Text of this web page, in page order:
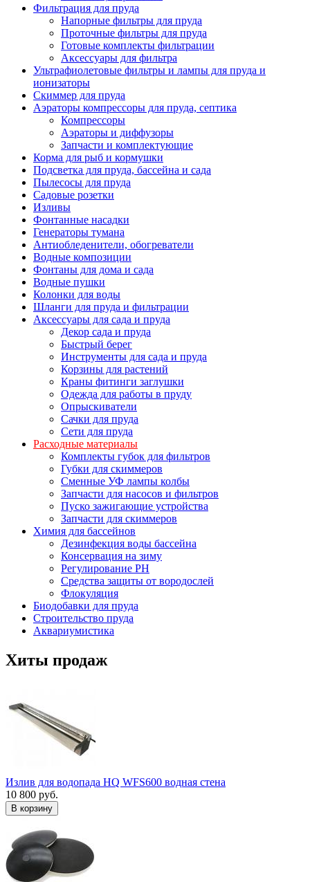
Фильтрация для пруда
Напорные фильтры для пруда
Проточные фильтры для пруда
Готовые комплекты фильтрации
Аксессуары для фильтра
Ультрафиолетовые фильтры и лампы для пруда и
ионизаторы
Скиммер для пруда
Аэраторы компрессоры для пруда, септика
Компрессоры
Аэраторы и диффузоры
Запчасти и комплектующие
Корма для рыб и кормушки
Подсветка для пруда, бассейна и сада
Пылесосы для пруда
Садовые розетки
Изливы
Фонтанные насадки
Генераторы тумана
Антиобледенители, обогреватели
Водные композиции
Фонтаны для дома и сада
Водные пушки
Колонки для воды
Шланги для пруда и фильтрации
Аксессуары для сада и пруда
Декор сада и пруда
Быстрый берег
Инструменты для сада и пруда
Корзины для растений
Краны фитинги заглушки
Одежда для работы в пруду
Опрыскиватели
Сачки для пруда
Сети для пруда
Расходные материалы
Комплекты губок для фильтров
Губки для скиммеров
Сменные УФ лампы колбы
Запчасти для насосов и фильтров
Пуско зажигающие устройства
Запчасти для скиммеров
Химия для бассейнов
Дезинфекция воды бассейна
Консервация на зиму
Регулирование PH
Средства защиты от вородослей
Флокуляция
Биодобавки для пруда
Строительство пруда
Аквариумистика
Хиты продаж
Излив для водопада HQ WFS600 водная стена
10 800 руб.
В корзину